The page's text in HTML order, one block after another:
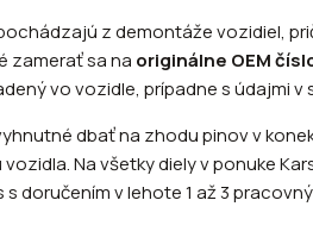
z demontáže vozidiel,
zamerať sa na originálne OEM
vo vozidle, prípadne s údajmi v
dbať na zhodu pinov v
Na všetky diely v ponuke
doručením v lehote 1 až 3